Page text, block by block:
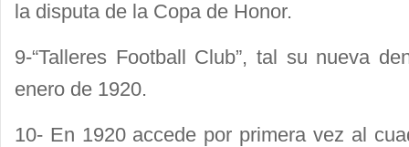
la disputa de la Copa de Honor.
9-“Talleres Football Club”, tal su nueva
enero de 1920.
10- En 1920 accede por primera vez al